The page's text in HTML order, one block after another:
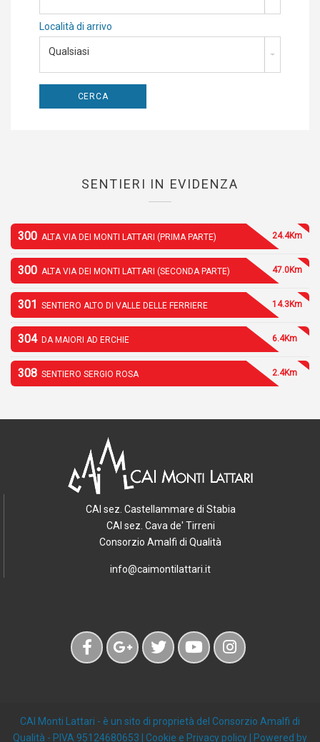
Località di arrivo
Qualsiasi
SENTIERI IN EVIDENZA
300 ALTA VIA DEI MONTI LATTARI (PRIMA PARTE) 24.4Km
300 ALTA VIA DEI MONTI LATTARI (SECONDA PARTE) 47.0Km
301 SENTIERO ALTO DI VALLE DELLE FERRIERE 14.3Km
304 DA MAIORI AD ERCHIE 6.4Km
308 SENTIERO SERGIO ROSA 2.4Km
CAI sez. Castellammare di Stabia
CAI sez. Cava de' Tirreni
Consorzio Amalfi di Qualità
info@caimontilattari.it
CAI Monti Lattari - è un sito di proprietà del Consorzio Amalfi di
Qualità - PIVA 95124680653 | Cookie e Privacy policy | Powered by